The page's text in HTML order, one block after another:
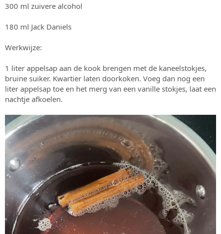
300 ml zuivere alcohol
180 ml Jack Daniels
Werkwijze:
1 liter appelsap aan de kook brengen met de kaneelstokjes,
bruine suiker. Kwartier laten doorkoken. Voeg dan nog een
liter appelsap toe en het merg van een vanille stokjes, laat een
nachtje afkoelen.